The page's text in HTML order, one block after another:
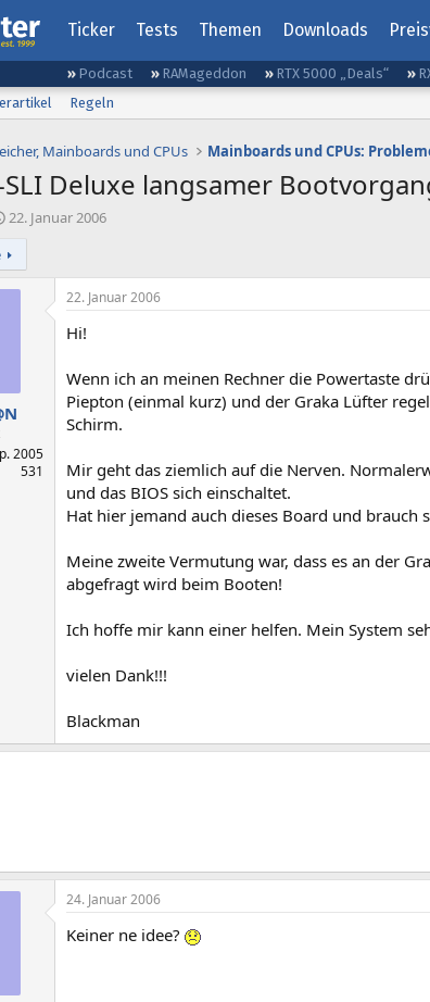
Ticker Tests Themen Downloads
Podcast RAMageddon RTX 5000 „Deals“
Regeln
Mainboards und CPUs Mainboards und CPUs:
SLI Deluxe langsamer
E
r
s
t
e
m
22. Januar 2006
2005
531
22. Januar 2006
Hi!
Wenn ich an meinen Rechner die Powertaste
Piepton (einmal kurz) und der Graka Lüfter
Schirm.
Mir geht das ziemlich auf die Nerven.
und das BIOS sich einschaltet.
Hat hier jemand auch dieses Board und brauch
Meine zweite Vermutung war, dass es an der
abgefragt wird beim Booten!
Ich hoffe mir kann einer helfen. Mein System
vielen Dank!!!
Blackman
24. Januar 2006
Keiner ne idee?